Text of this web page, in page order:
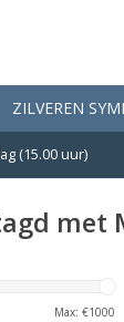
ZILVEREN
(15.00 uur)
met
Max: €1000